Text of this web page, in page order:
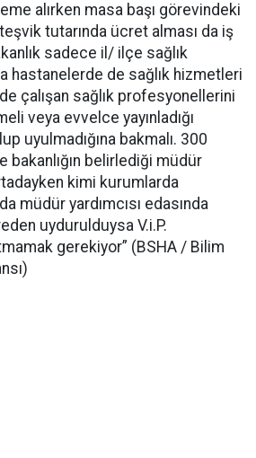
alırken masa başı görevindeki
tutarında ücret alması da iş
sadece il/ ilçe sağlık
hastanelerde de sağlık hizmetleri
çalışan sağlık profesyonellerini
veya evvelce yayınladığı
uyulmadığına bakmalı. 300
bakanlığın belirlediği müdür
kimi kurumlarda
müdür yardımcısı edasında
uydurulduysa V.i.P.
gerekiyor” (BSHA / Bilim